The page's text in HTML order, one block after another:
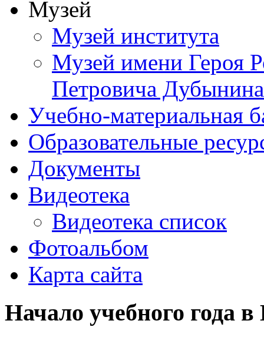
Музей
Музей института
Музей имени Героя
Петровича Дубынина
Учебно-материальная
Образовательные
Документы
Видеотека
Видеотека список
Фотоальбом
Карта сайта
Начало учебного года